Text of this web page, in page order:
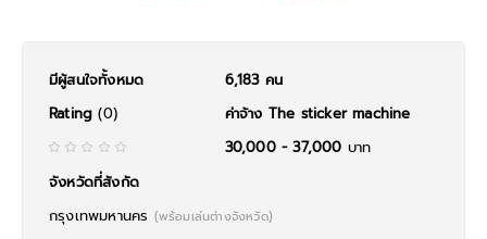
มีผู้สนใจทั้งหมด
6,183 คน
Rating (0)
ค่าจ้าง The sticker machine
30,000 - 37,000 บาท
จังหวัดที่สังกัด
กรุงเทพมหานคร (พร้อมเล่นต่างจังหวัด)